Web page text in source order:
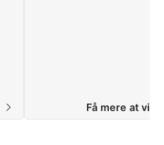
Få mere at